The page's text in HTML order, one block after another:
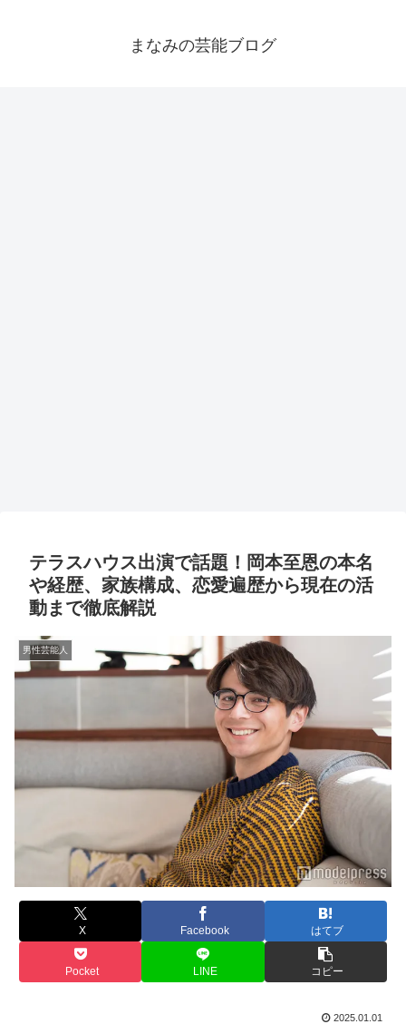
まなみの芸能ブログ
テラスハウス出演で話題！岡本至恩の本名
や経歴、家族構成、恋愛遍歴から現在の活
動まで徹底解説
男性芸能人
X Facebook はてブ
Pocket LINE コピー
2025.01.01